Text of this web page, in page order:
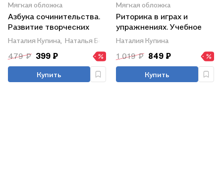
Мягкая обложка
Азбука сочинительства.
Развитие творческих
речевых способностей
Наталия Купина, Наталья Богуславская
479 ₽ 399 ₽
Купить
Мягкая обложка
Риторика в играх и
упражнениях. Учебное
пособие для студентов
гуманитарных
факультетов
университета
Наталия Купина
1 019 ₽ 849 ₽
Купить